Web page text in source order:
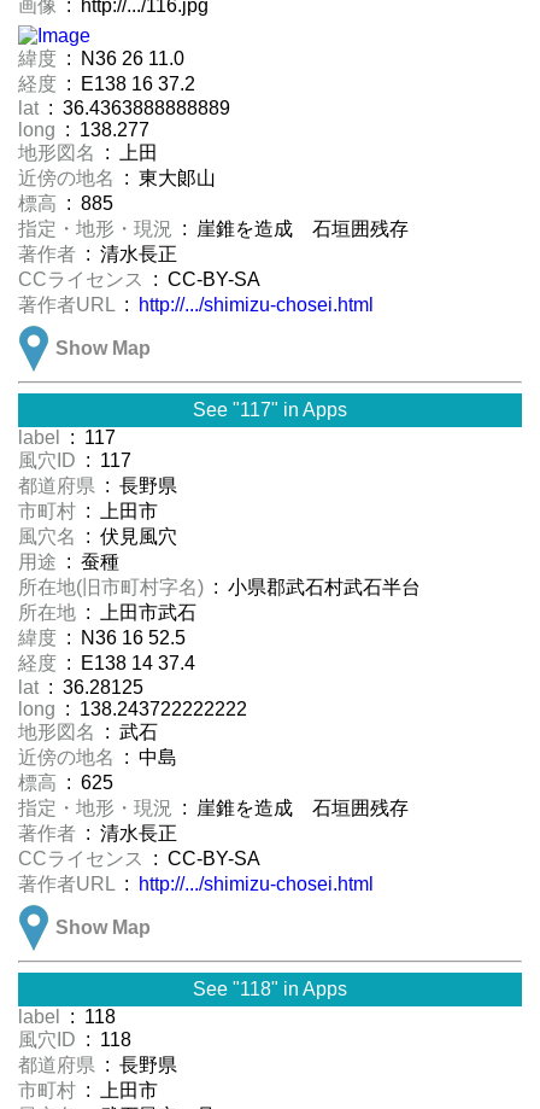
画像 : http://.../116.jpg
緯度 : N36 26 11.0
経度 : E138 16 37.2
lat : 36.4363888888889
long : 138.277
地形図名
: 上田
近傍の地名
: 東大郞山
標高 : 885
指定・地形・現況
: 崖錐を造成 石垣囲残存
著作者 : 清水長正
CCライセンス
: CC-BY-SA
著作者URL : http://.../shimizu-chosei.html
Show Map
See "117" in Apps
label
: 117
風穴ID : 117
都道府県 : 長野県
市町村 : 上田市
風穴名
: 伏見風穴
用途 : 蚕種
所在地(旧市町村字名) : 小県郡武石村武石半台
所在地 : 上田市武石
緯度 : N36 16 52.5
経度 : E138 14 37.4
lat : 36.28125
long : 138.243722222222
地形図名
: 武石
近傍の地名
: 中島
標高 : 625
指定・地形・現況
: 崖錐を造成 石垣囲残存
著作者 : 清水長正
CCライセンス
: CC-BY-SA
著作者URL : http://.../shimizu-chosei.html
Show Map
See "118" in Apps
label
: 118
風穴ID : 118
都道府県 : 長野県
市町村 : 上田市